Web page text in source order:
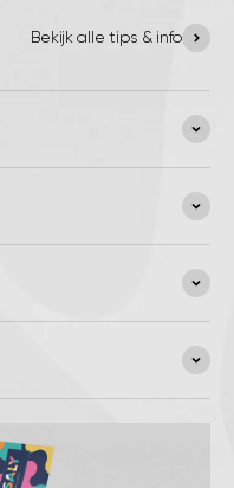
Bekijk alle tips & info